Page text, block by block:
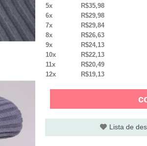
5x
R$35,98
6x
R$29,98
7x
R$29,84
8x
R$26,63
9x
R$24,13
10x
R$22,13
11x
R$20,49
12x
R$19,13
Lista de